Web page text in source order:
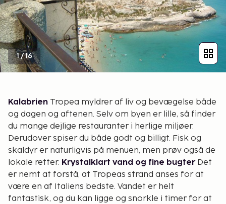
1/16
Kalabrien Tropea myldrer af liv og bevægelse både
og dagen og aftenen. Selv om byen er lille, så finder
du mange dejlige restauranter i herlige miljøer.
Derudover spiser du både godt og billigt. Fisk og
skaldyr er naturligvis på menuen, men prøv også de
lokale retter. Krystalklart vand og fine bugterDet
er nemt at forstå, at Tropeas strand anses for at
være en af Italiens bedste. Vandet er helt
fantastisk, og du kan ligge og snorkle i timer for at